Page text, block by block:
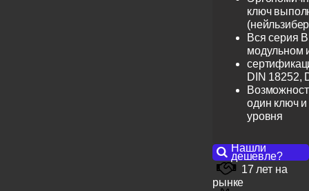
ключ
Вся серия
модульном
DIN 18252,
один ключ и
уровня
Нашли
дешевле?
17 лет на
рынке